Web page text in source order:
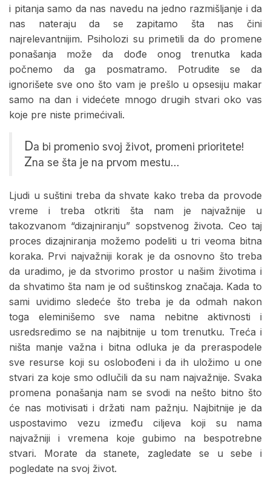
i pitanja samo da nas navedu na jedno razmišljanje i da
nas nateraju da se zapitamo šta nas čini
najrelevantnijim. Psiholozi su primetili da do promene
ponašanja može da dođe onog trenutka kada
počnemo da ga posmatramo. Potrudite se da
ignorišete sve ono što vam je prešlo u opsesiju makar
samo na dan i videćete mnogo drugih stvari oko vas
koje pre niste primećivali.
Da bi promenio svoj život, promeni prioritete!
Zna se šta je na prvom mestu…
Ljudi u suštini treba da shvate kako treba da provode
vreme i treba otkriti šta nam je najvažnije u
takozvanom “dizajniranju” sopstvenog života. Ceo taj
proces dizajniranja možemo podeliti u tri veoma bitna
koraka. Prvi najvažniji korak je da osnovno što treba
da uradimo, je da stvorimo prostor u našim životima i
da shvatimo šta nam je od suštinskog značaja. Kada to
sami uvidimo sledeće što treba je da odmah nakon
toga eleminišemo sve nama nebitne aktivnosti i
usredsredimo se na najbitnije u tom trenutku. Treća i
ništa manje važna i bitna odluka je da preraspodele
sve resurse koji su oslobođeni i da ih uložimo u one
stvari za koje smo odlučili da su nam najvažnije. Svaka
promena ponašanja nam se svodi na nešto bitno što
će nas motivisati i držati nam pažnju. Najbitnije je da
uspostavimo vezu između ciljeva koji su nama
najvažniji i vremena koje gubimo na bespotrebne
stvari. Morate da stanete, zagledate se u sebe i
pogledate na svoj život.